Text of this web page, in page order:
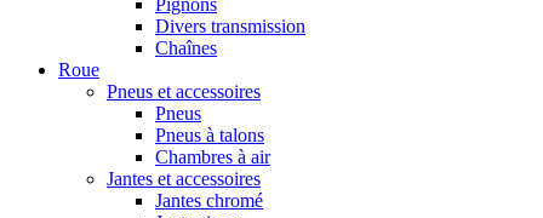
Divers transmission
Chaînes
Roue
Pneus et accessoires
Pneus
Pneus à talons
Chambres à air
Jantes et accessoires
Jantes chromé